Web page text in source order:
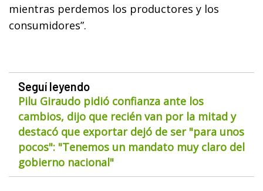
mientras perdemos los productores y los
consumidores”.
Seguí leyendo
Pilu Giraudo pidió confianza ante los
cambios, dijo que recién van por la mitad y
destacó que exportar dejó de ser "para unos
pocos": "Tenemos un mandato muy claro del
gobierno nacional"